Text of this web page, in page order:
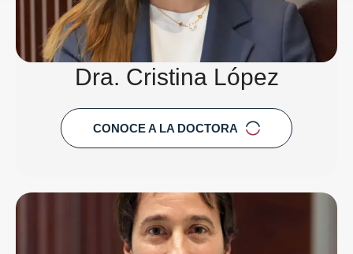
Dra. Cristina López
CONOCE A LA DOCTORA